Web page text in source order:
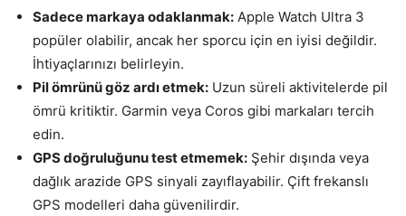
Sadece markaya odaklanmak: Apple Watch Ultra 3
popüler olabilir, ancak her sporcu için en iyisi değildir.
İhtiyaçlarınızı belirleyin.
Pil ömrünü göz ardı etmek: Uzun süreli aktivitelerde pil
ömrü kritiktir. Garmin veya Coros gibi markaları tercih
edin.
GPS doğruluğunu test etmemek: Şehir dışında veya
dağlık arazide GPS sinyali zayıflayabilir. Çift frekanslı
GPS modelleri daha güvenilirdir.